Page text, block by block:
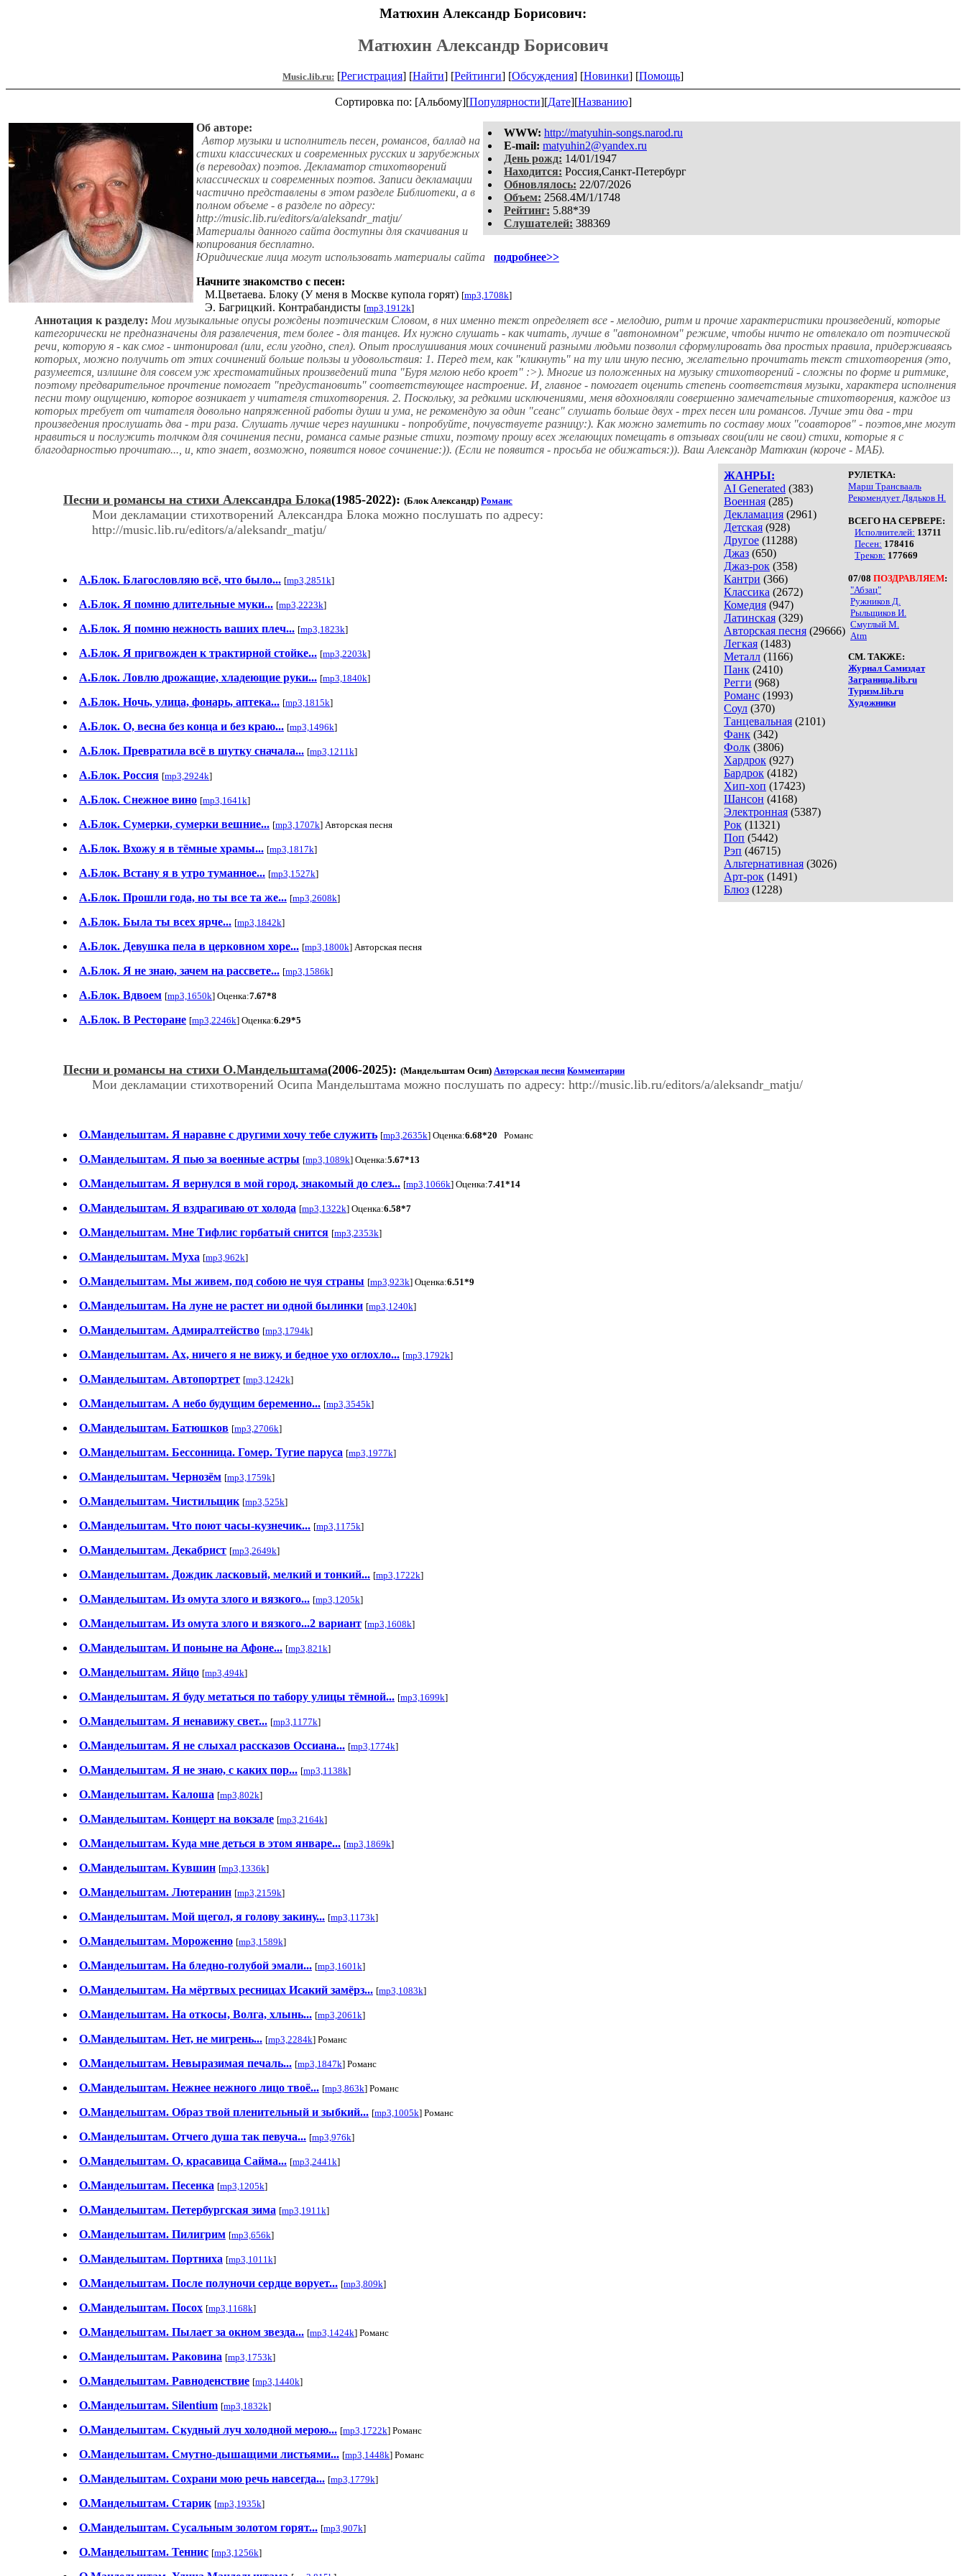
Матюхин Александр Борисович:
Матюхин Александр Борисович
Music.lib.ru: [Регистрация] [Найти] [Рейтинги] [Обсуждения] [Новинки] [Помощь]
Сортировка по: [Альбому][Популярности][Дате][Названию]
WWW: http://matyuhin-songs.narod.ru
E-mail: matyuhin2@yandex.ru
День рожд: 14/01/1947
Находится: Россия,Санкт-Петербург
Обновлялось: 22/07/2026
Объем: 2568.4M/1/1748
Рейтинг: 5.88*39
Слушателей: 388369
Об авторе:
Автор музыки и исполнитель песен, романсов, баллад на
стихи классических и современных русских и зарубежных
(в переводах) поэтов. Декламатор стихотворений
классических и современных поэтов. Записи декламации
частично представлены в этом разделе Библиотеки, а в
полном объеме - в разделе по адресу:
http://music.lib.ru/editors/a/aleksandr_matju/
Материалы данного сайта доступны для скачивания и
копирования бесплатно.
Юридические лица могут использовать материалы сайта
подробнее>>
Начните знакомство с песен:
М.Цветаева. Блоку (У меня в Москве купола горят) [mp3,1708k]
Э. Багрицкий. Контрабандисты [mp3,1912k]
Аннотация к разделу: Мои музыкальные опусы рождены поэтическим Словом, в них именно текст определяет все - мелодию, ритм и прочие характеристики произведений, которые
категорически не предназначены для развлечения, тем более - для танцев. Их нужно слушать - как читать, лучше в "автономном" режиме, чтобы ничто не отвлекало от поэтической
речи, которую я - как смог - интонировал (или, если угодно, спел). Опыт прослушивания моих сочинений разными людьми позволил сформулировать два простых правила, придерживаясь
которых, можно получить от этих сочинений больше пользы и удовольствия: 1. Перед тем, как "кликнуть" на ту или иную песню, желательно прочитать текст стихотворения (это,
разумеется, излишне для совсем уж хрестоматийных произведений типа "Буря мглою небо кроет" :>). Многие из положенных на музыку стихотворений - сложны по форме и ритмике,
поэтому предварительное прочтение помогает "предустановить" соответствующее настроение. И, главное - помогает оценить степень соответствия музыки, характера исполнения
песни тому ощущению, которое возникает у читателя стихотворения. 2. Поскольку, за редкими исключениями, меня вдохновляли совершенно замечательные стихотворения, каждое из
которых требует от читателя довольно напряженной работы души и ума, не рекомендую за один "сеанс" слушать больше двух - трех песен или романсов. Лучше эти два - три
произведения прослушать два - три раза. Слушать лучше через наушники - попробуйте, почувствуете разницу:). Как можно заметить по составу моих "соавторов" - поэтов,мне могут
нравиться и послужить толчком для сочинения песни, романса самые разные стихи, поэтому прошу всех желающих помещать в отзывах свои(или не свои) стихи, которые я с
благодарностью прочитаю..., и, кто знает, возможно, появится новое сочинение:)). (Если не появится - просьба не обижаться:)). Ваш Александр Матюхин (короче - МАБ).
ЖАНРЫ:
AI Generated (383)
Военная (285)
Декламация (2961)
Детская (928)
Другое (11288)
Джаз (650)
Джаз-рок (358)
Кантри (366)
Классика (2672)
Комедия (947)
Латинская (329)
Авторская песня (29666)
Легкая (1483)
Металл (1166)
Панк (2410)
Регги (968)
Романс (1993)
Соул (370)
Танцевальная (2101)
Фанк (342)
Фолк (3806)
Хардрок (927)
Бардрок (4182)
Хип-хоп (17423)
Шансон (4168)
Электронная (5387)
Рок (11321)
Поп (5442)
Рэп (46715)
Альтернативная (3026)
Арт-рок (1491)
Блюз (1228)
РУЛЕТКА:
Марш Трансвааль
Рекомендует Дядьков Н.
ВСЕГО НА СЕРВЕРЕ:
Исполнителей: 13711
Песен: 178416
Треков: 177669
07/08 ПОЗДРАВЛЯЕМ:
"Абзац"
Ружников Д.
Рыльщиков И.
Смуглый М.
Atm
СМ. ТАКЖЕ:
Журнал Самиздат
Заграница.lib.ru
Туризм.lib.ru
Художники
Песни и романсы на стихи Александра Блока(1985-2022): (Блок Александр) Романс
Мои декламации стихотворений Александра Блока можно послушать по адресу:
http://music.lib.ru/editors/a/aleksandr_matju/
А.Блок. Благословляю всё, что было... [mp3,2851k]
А.Блок. Я помню длительные муки... [mp3,2223k]
А.Блок. Я помню нежность ваших плеч... [mp3,1823k]
А.Блок. Я пригвожден к трактирной стойке... [mp3,2203k]
А.Блок. Ловлю дрожащие, хладеющие руки... [mp3,1840k]
А.Блок. Ночь, улица, фонарь, аптека... [mp3,1815k]
А.Блок. О, весна без конца и без краю... [mp3,1496k]
А.Блок. Превратила всё в шутку сначала... [mp3,1211k]
А.Блок. Россия [mp3,2924k]
А.Блок. Снежное вино [mp3,1641k]
А.Блок. Сумерки, сумерки вешние... [mp3,1707k] Авторская песня
А.Блок. Вхожу я в тёмные храмы... [mp3,1817k]
А.Блок. Встану я в утро туманное... [mp3,1527k]
А.Блок. Прошли года, но ты все та же... [mp3,2608k]
А.Блок. Была ты всех ярче... [mp3,1842k]
А.Блок. Девушка пела в церковном хоре... [mp3,1800k] Авторская песня
А.Блок. Я не знаю, зачем на рассвете... [mp3,1586k]
А.Блок. Вдвоем [mp3,1650k] Оценка:7.67*8
А.Блок. В Ресторане [mp3,2246k] Оценка:6.29*5
Песни и романсы на стихи О.Мандельштама(2006-2025): (Мандельштам Осип) Авторская песня Комментарии
Мои декламации стихотворений Осипа Мандельштама можно послушать по адресу: http://music.lib.ru/editors/a/aleksandr_matju/
О.Мандельштам. Я наравне с другими хочу тебе служить [mp3,2635k] Оценка:6.68*20 Романс
О.Мандельштам. Я пью за военные астры [mp3,1089k] Оценка:5.67*13
О.Мандельштам. Я вернулся в мой город, знакомый до слез... [mp3,1066k] Оценка:7.41*14
О.Мандельштам. Я вздрагиваю от холода [mp3,1322k] Оценка:6.58*7
О.Мандельштам. Мне Тифлис горбатый снится [mp3,2353k]
О.Мандельштам. Муха [mp3,962k]
О.Мандельштам. Мы живем, под собою не чуя страны [mp3,923k] Оценка:6.51*9
О.Мандельштам. На луне не растет ни одной былинки [mp3,1240k]
О.Мандельштам. Адмиралтейство [mp3,1794k]
О.Мандельштам. Ах, ничего я не вижу, и бедное ухо оглохло... [mp3,1792k]
О.Мандельштам. Автопортрет [mp3,1242k]
О.Мандельштам. А небо будущим беременно... [mp3,3545k]
О.Мандельштам. Батюшков [mp3,2706k]
О.Мандельштам. Бессонница. Гомер. Тугие паруса [mp3,1977k]
О.Мандельштам. Чернозём [mp3,1759k]
О.Мандельштам. Чистильщик [mp3,525k]
О.Мандельштам. Что поют часы-кузнечик... [mp3,1175k]
О.Мандельштам. Декабрист [mp3,2649k]
О.Мандельштам. Дождик ласковый, мелкий и тонкий... [mp3,1722k]
О.Мандельштам. Из омута злого и вязкого... [mp3,1205k]
О.Мандельштам. Из омута злого и вязкого...2 вариант [mp3,1608k]
О.Мандельштам. И поныне на Афоне... [mp3,821k]
О.Мандельштам. Яйцо [mp3,494k]
О.Мандельштам. Я буду метаться по табору улицы тёмной... [mp3,1699k]
О.Мандельштам. Я ненавижу свет... [mp3,1177k]
О.Мандельштам. Я не слыхал рассказов Оссиана... [mp3,1774k]
О.Мандельштам. Я не знаю, с каких пор... [mp3,1138k]
О.Мандельштам. Калоша [mp3,802k]
О.Мандельштам. Концерт на вокзале [mp3,2164k]
О.Мандельштам. Куда мне деться в этом январе... [mp3,1869k]
О.Мандельштам. Кувшин [mp3,1336k]
О.Мандельштам. Лютеранин [mp3,2159k]
О.Мандельштам. Мой щегол, я голову закину... [mp3,1173k]
О.Мандельштам. Мороженно [mp3,1589k]
О.Мандельштам. На бледно-голубой эмали... [mp3,1601k]
О.Мандельштам. На мёртвых ресницах Исакий замёрз... [mp3,1083k]
О.Мандельштам. На откосы, Волга, хлынь... [mp3,2061k]
О.Мандельштам. Нет, не мигрень... [mp3,2284k] Романс
О.Мандельштам. Невыразимая печаль... [mp3,1847k] Романс
О.Мандельштам. Нежнее нежного лицо твоё... [mp3,863k] Романс
О.Мандельштам. Образ твой пленительный и зыбкий... [mp3,1005k] Романс
О.Мандельштам. Отчего душа так певуча... [mp3,976k]
О.Мандельштам. О, красавица Сайма... [mp3,2441k]
О.Мандельштам. Песенка [mp3,1205k]
О.Мандельштам. Петербургская зима [mp3,1911k]
О.Мандельштам. Пилигрим [mp3,656k]
О.Мандельштам. Портниха [mp3,1011k]
О.Мандельштам. После полуночи сердце ворует... [mp3,809k]
О.Мандельштам. Посох [mp3,1168k]
О.Мандельштам. Пылает за окном звезда... [mp3,1424k] Романс
О.Мандельштам. Раковина [mp3,1753k]
О.Мандельштам. Равноденствие [mp3,1440k]
О.Мандельштам. Silentium [mp3,1832k]
О.Мандельштам. Скудный луч холодной мерою... [mp3,1722k] Романс
О.Мандельштам. Смутно-дышащими листьями... [mp3,1448k] Романс
О.Мандельштам. Сохрани мою речь навсегда... [mp3,1779k]
О.Мандельштам. Старик [mp3,1935k]
О.Мандельштам. Сусальным золотом горят... [mp3,907k]
О.Мандельштам. Теннис [mp3,1256k]